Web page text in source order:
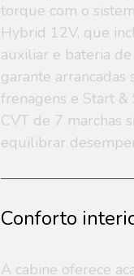
torque com o
Hybrid 12V, que
auxiliar e bateria
garante arrancadas
frenagens e Start &
CVT de 7 marchas
equilibrar
Conforto
A cabine oferece